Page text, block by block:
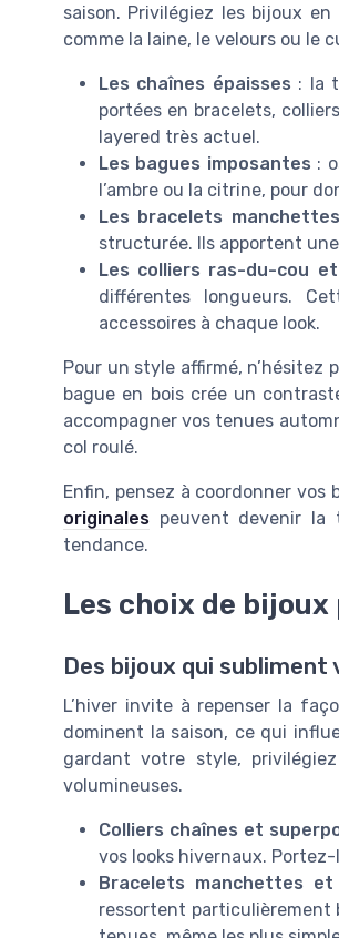
saison. Privilégiez les bijoux
comme la laine, le velours ou le
Les chaînes épaisses : la
portées en bracelets,
layered très actuel.
Les bagues imposantes :
l’ambre ou la citrine, pour
Les bracelets manchettes
structurée. Ils apportent
Les colliers ras-du-cou
différentes longueurs.
accessoires à chaque look.
Pour un style affirmé, n’hésitez
bague en bois crée un
accompagner vos tenues
col roulé.
Enfin, pensez à coordonner vos
originales peuvent devenir la
tendance.
Les choix de bijoux
Des bijoux qui subliment
L’hiver invite à repenser la
dominent la saison, ce qui
gardant votre style,
volumineuses.
Colliers chaînes et
vos looks hivernaux.
Bracelets manchettes
ressortent particulièrement